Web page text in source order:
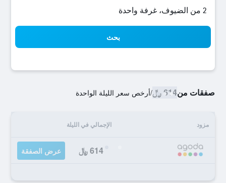
2 من الضيوف، غرفة واحدة
بحث
صفقات من614 ﷼ /أرخص سعر الليلة الواحدة
مزود الإجمالي في الليلة
614 ﷼ عرض الصفقة